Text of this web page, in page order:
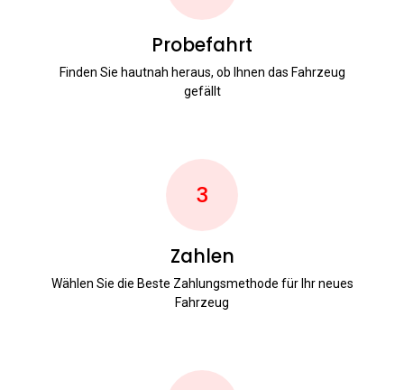
Probefahrt
Finden Sie hautnah heraus, ob Ihnen das Fahrzeug
gefällt
3
Zahlen
Wählen Sie die Beste Zahlungsmethode für Ihr neues
Fahrzeug